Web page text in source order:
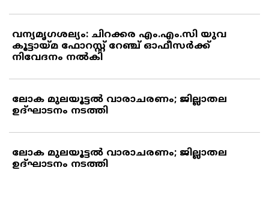
വന്യമൃഗശല്യം: ചിറക്കര എം.എം.സി യുവ
കൂട്ടായ്മ ഫോറസ്റ്റ് റേഞ്ച് ഓഫീസര്‍ക്ക്
നിവേദനം നല്‍കി
ലോക മുലയൂട്ടല്‍ വാരാചരണം; ജില്ലാതല
ഉദ്ഘാടനം നടത്തി
ലോക മുലയൂട്ടല്‍ വാരാചരണം; ജില്ലാതല
ഉദ്ഘാടനം നടത്തി